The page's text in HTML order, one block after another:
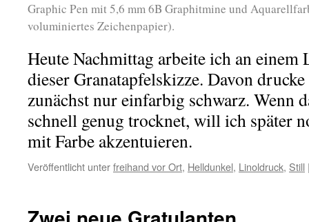
Graphic Pen mit 5,6 mm 6B Graphitmine und
voluminiertes Zeichenpapier).
Heute Nachmittag arbeite ich an
dieser Granatapfelskizze. Davon
zunächst nur einfarbig schwarz. Wenn
schnell genug trocknet, will ich später
mit Farbe akzentuieren.
Veröffentlicht unterfreihand vor Ort, Helldunkel, Linoldruck, Still